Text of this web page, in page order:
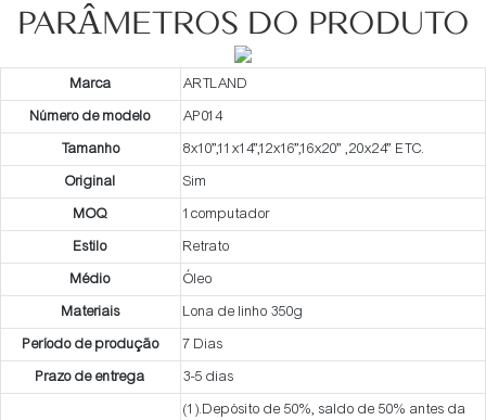
PARÂMETROS DO PRODUTO
Marca
ARTLAND
Número de modelo
AP014
Tamanho
8x10”,11x14”,12x16”,16x20” ,20x24” ETC.
Original
Sim
MOQ
1computador
Estilo
Retrato
Médio
Óleo
Materiais
Lona de linho 350g
Período de produção
7 Dias
Prazo de entrega
3-5 dias
(1).Depósito de 50%, saldo de 50% antes da